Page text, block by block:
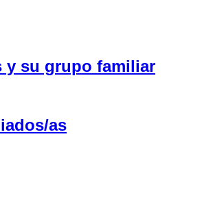
y su grupo familiar
as